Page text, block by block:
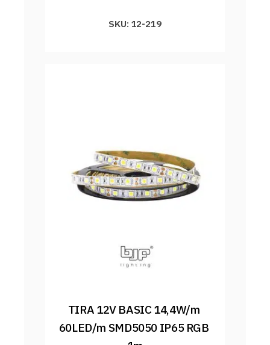
SKU: 12-219
TIRA 12V BASIC 14,4W/m
60LED/m SMD5050 IP65 RGB